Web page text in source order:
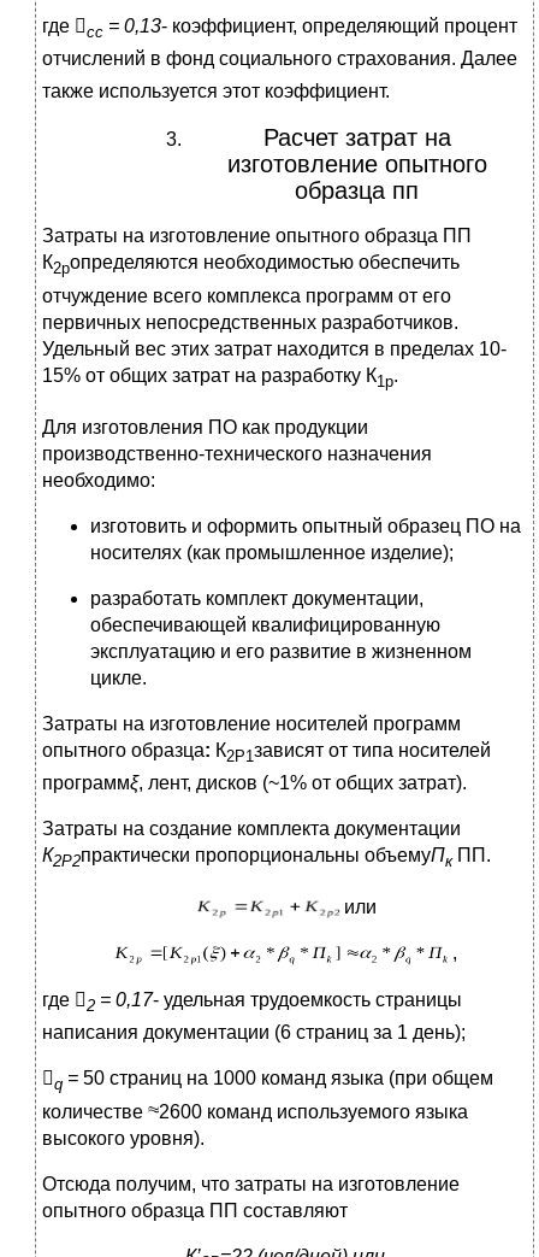
где сс = 0,13- коэффициент, определяющий процент
отчислений в фонд социального страхования. Далее
также используется этот коэффициент.
Расчет затрат на
изготовление опытного
образца пп
Затраты на изготовление опытного образца ПП
К2ропределяются необходимостью обеспечить
отчуждение всего комплекса программ от его
первичных непосредственных разработчиков.
Удельный вес этих затрат находится в пределах 10-
15% от общих затрат на разработку К1р.
Для изготовления ПО как продукции
производственно-технического назначения
необходимо:
изготовить и оформить опытный образец ПО на
носителях (как промышленное изделие);
разработать комплект документации,
обеспечивающей квалифицированную
эксплуатацию и его развитие в жизненном
цикле.
Затраты на изготовление носителей программ
опытного образца: К2Р1 зависят от типа носителей
программξ, лент, дисков (~1% от общих затрат).
Затраты на создание комплекта документации
К2Р2практически пропорциональны объемуПк ПП.
или
,
где 2 = 0,17- удельная трудо­емкость страницы
написания документации (6 страниц за 1 день);
q = 50 страниц на 1000 команд языка (при общем
количестве
2600 команд используемого языка
высокого уровня).
Отсюда получим, что затраты на изготовление
опытного образца ПП составляют